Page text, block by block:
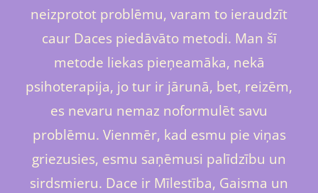
neizprotot problēmu, varam to ieraudzīt
caur Daces piedāvāto metodi. Man šī
metode liekas pieņeamāka, nekā
psihoterapija, jo tur ir jārunā, bet, reizēm,
es nevaru nemaz noformulēt savu
problēmu. Vienmēr, kad esmu pie viņas
griezusies, esmu saņēmusi palīdzību un
sirdsmieru. Dace ir Mīlestība, Gaisma un